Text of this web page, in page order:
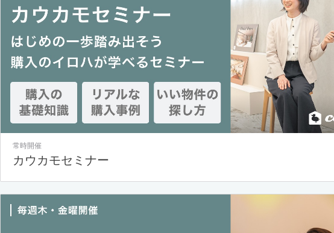
常時開催
カウカモセミナー